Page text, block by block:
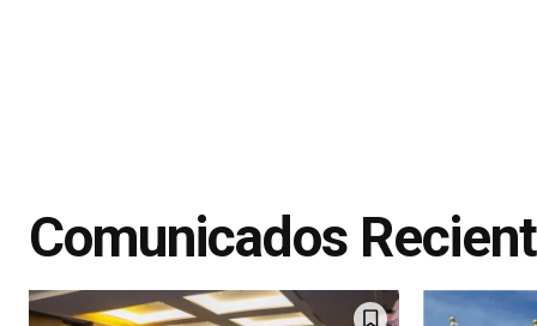
Comunicados